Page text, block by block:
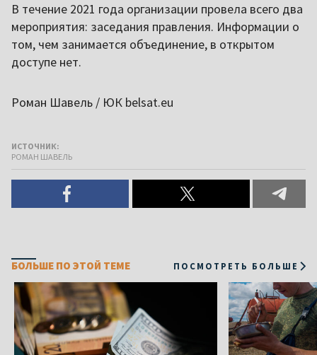
В течение 2021 года организации провела всего два
мероприятия: заседания правления. Информации о
том, чем занимается объединение, в открытом
доступе нет.
Роман Шавель / ЮК belsat.eu
ИСТОЧНИК:
РОМАН ШАВЕЛЬ
БОЛЬШЕ ПО ЭТОЙ ТЕМЕ ПОСМОТРЕТЬ БОЛЬШЕ